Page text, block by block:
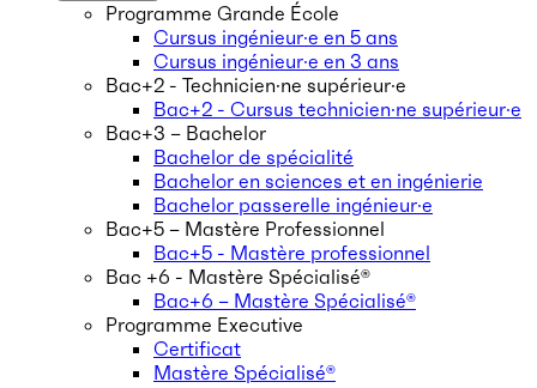
Programme Grande École
Cursus ingénieur·e en 5 ans
Cursus ingénieur·e en 3 ans
Bac+2 - Technicien·ne supérieur·e
Bac+2 - Cursus technicien·ne supérieur·e
Bac+3 – Bachelor
Bachelor de spécialité
Bachelor en sciences et en ingénierie
Bachelor passerelle ingénieur·e
Bac+5 – Mastère Professionnel
Bac+5 - Mastère professionnel
Bac +6 - Mastère Spécialisé®
Bac+6 – Mastère Spécialisé®
Programme Executive
Certificat
Mastère Spécialisé®